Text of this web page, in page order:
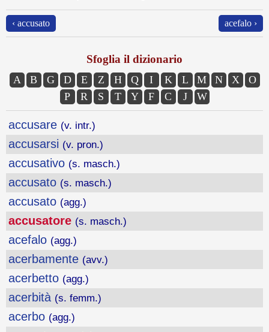
‹ accusato acefalo ›
Sfoglia il dizionario
A B G D E Z H Q I K L M N X
O
P
R S T Y F C J W
accusare (v. intr.)
accusarsi (v. pron.)
accusativo (s. masch.)
accusato (s. masch.)
accusato (agg.)
accusatore (s. masch.)
acefalo (agg.)
acerbamente (avv.)
acerbetto (agg.)
acerbità (s. femm.)
acerbo (agg.)